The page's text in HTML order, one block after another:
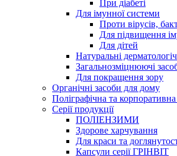
При діабеті
Для імунної системи
Проти вірусів,
Для підвищення
Для дітей
Натуральні
Загальнозміцнюючі
Для покращення зору
Органічні засоби для дому
Поліграфічна та
Серії продукції
ПОЛІЕНЗИМИ
Здорове харчування
Для краси та
Капсули серії ГРІНВІТ